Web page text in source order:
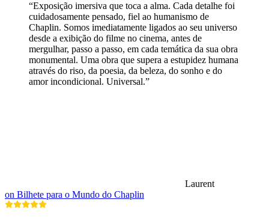
“Exposição imersiva que toca a alma. Cada detalhe foi
cuidadosamente pensado, fiel ao humanismo de
Chaplin. Somos imediatamente ligados ao seu universo
desde a exibição do filme no cinema, antes de
mergulhar, passo a passo, em cada temática da sua obra
monumental. Uma obra que supera a estupidez humana
através do riso, da poesia, da beleza, do sonho e do
amor incondicional. Universal.”
Laurent
on Bilhete para o Mundo do Chaplin